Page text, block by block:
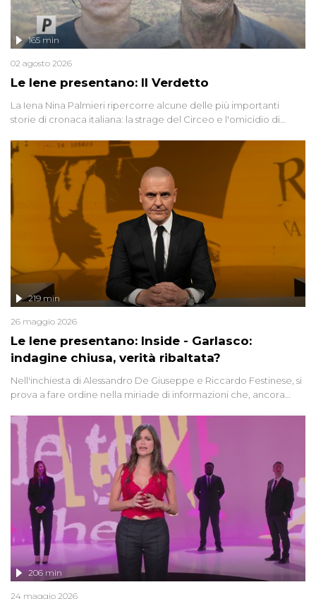
Le Iene presentano: Il Verdetto
165 min
02 agosto 2026
La Iena Nina Palmieri ripercorre alcune delle più importanti
storie di cronaca italiana: la strage del Circeo e l'omicidio di
Le Iene presentano: Inside - Garlasco:
indagine chiusa, verità ribaltata?
219 min
26 maggio 2026
Nell'inchiesta di Alessandro De Giuseppe e Riccardo Festinese, si
prova a fare ordine nella miriade di informazioni che, ancora
giudiziarie più discusse degli ultimi anni. Lo speciale ricostruisce la
vicenda mettendo in fila testimonianze, errori, dettagli
controversi e i protagonisti di un'indagine che sembra non avere
fine.
206 min
24 maggio 2026